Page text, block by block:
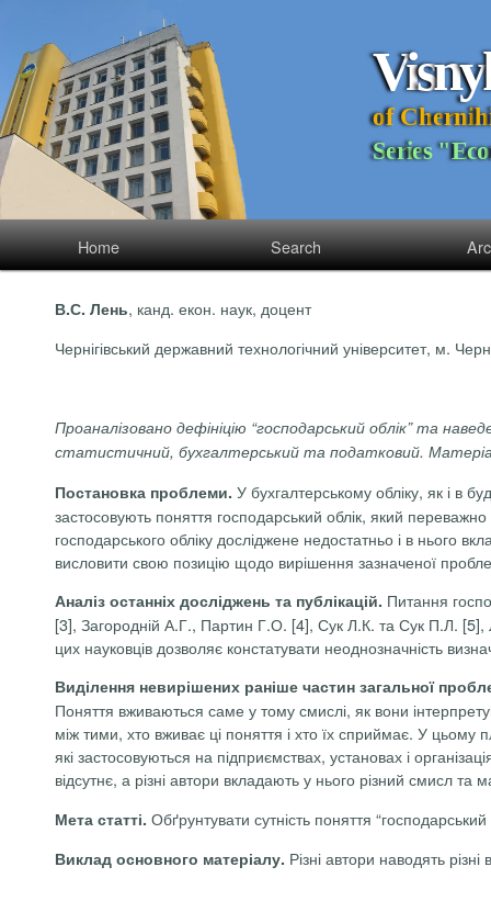
Visny
of Chernih
Series "Eco
Home Search
В.С. Лень, канд. екон. наук, доцент
Чернігівський державний технологічний університет, м.
Проаналізовано дефініцію “господарський облік” та
статистичний, бухгалтерський та податковий.
Постановка проблеми. У бухгалтерському обліку, як і в
застосовують поняття господарський облік, який
господарського обліку досліджене недостатньо і в нього
висловити свою позицію щодо вирішення зазначеної
Аналіз останніх досліджень та публікацій. Питання
[3], Загородній А.Г., Партин Г.О. [4], Сук Л.К. та Сук П.Л. [5],
цих науковців дозволяє констатувати неоднозначність
Виділення невирішених раніше частин загальної
Поняття вживаються саме у тому смислі, як вони
між тими, хто вживає ці поняття і хто їх сприймає. У цьому
які застосовуються на підприємствах, установах і
відсутнє, а різні автори вкладають у нього різний смисл
Мета статті. Обґрунтувати сутність поняття
Виклад основного матеріалу. Різні автори наводять